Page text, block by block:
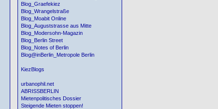
Blog_Graefekiez
Blog_Wrangelstraße
Blog_Moabit Online
Blog_Auguststrasse aus Mitte
Blog_Modersohn-Magazin
Blog_Berlin Street
Blog_Notes of Berlin
Blog@inBerlin_Metropole Berlin
KiezBlogs
urbanophil.net
ABRISSBERLIN
Mietenpolitisches Dossier
Steigende Mieten stoppen!